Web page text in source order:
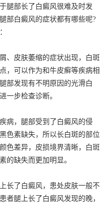
腿部长了白癜风很难及时发
部白癜风的症状都有哪些呢?
、皮肤萎缩的症状出现，白斑
，可以作为和牛皮癣等疾病相
部发现有不明原因的光滑白
一步检查诊断。
病，腿部受到了白癜风的侵
色素缺失，所以长白斑的部位
色差异，皮损境界清晰，白斑
的缺失而更加明显。
长了白癜风，患处皮肤一般不
者腿上长了白癜风发现的晚，